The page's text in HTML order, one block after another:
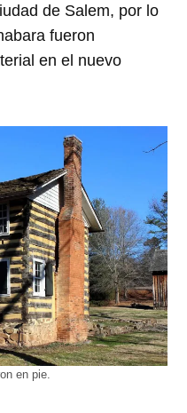
de Salem, por lo
fueron
en el nuevo
en pie.